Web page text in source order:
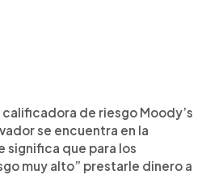
de riesgo Moody’s
se encuentra en la
significa que para los
muy alto” prestarle dinero a